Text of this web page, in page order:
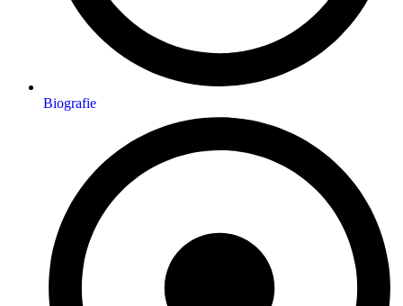
Biografie